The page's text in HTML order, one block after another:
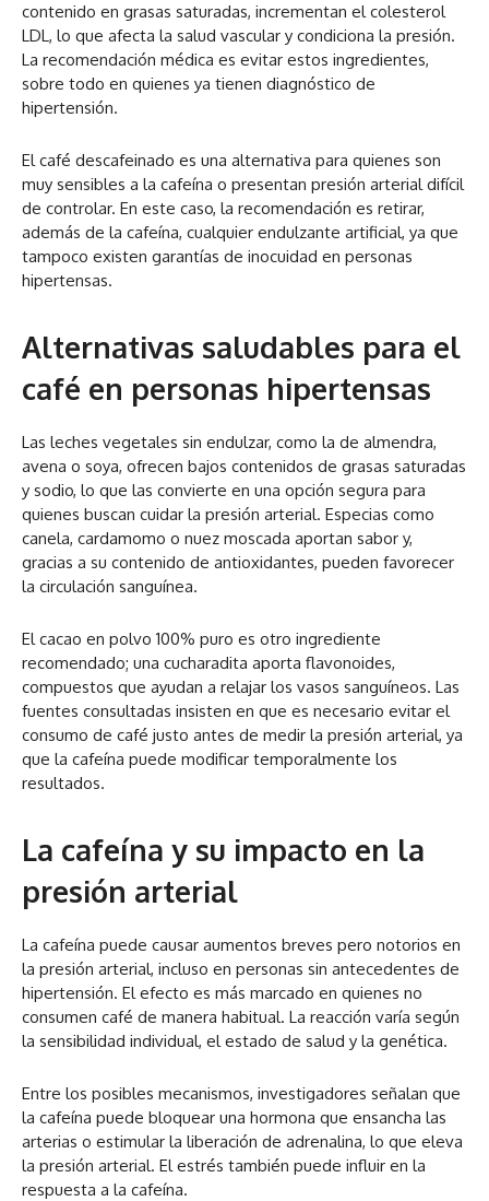
contenido en grasas saturadas, incrementan el colesterol
LDL, lo que afecta la salud vascular y condiciona la presión.
La recomendación médica es evitar estos ingredientes,
sobre todo en quienes ya tienen diagnóstico de
hipertensión.
El café descafeinado es una alternativa para quienes son
muy sensibles a la cafeína o presentan presión arterial difícil
de controlar. En este caso, la recomendación es retirar,
además de la cafeína, cualquier endulzante artificial, ya que
tampoco existen garantías de inocuidad en personas
hipertensas.
Alternativas saludables para el
café en personas hipertensas
Las leches vegetales sin endulzar, como la de almendra,
avena o soya, ofrecen bajos contenidos de grasas saturadas
y sodio, lo que las convierte en una opción segura para
quienes buscan cuidar la presión arterial. Especias como
canela, cardamomo o nuez moscada aportan sabor y,
gracias a su contenido de antioxidantes, pueden favorecer
la circulación sanguínea.
El cacao en polvo 100% puro es otro ingrediente
recomendado; una cucharadita aporta flavonoides,
compuestos que ayudan a relajar los vasos sanguíneos. Las
fuentes consultadas insisten en que es necesario evitar el
consumo de café justo antes de medir la presión arterial, ya
que la cafeína puede modificar temporalmente los
resultados.
La cafeína y su impacto en la
presión arterial
La cafeína puede causar aumentos breves pero notorios en
la presión arterial, incluso en personas sin antecedentes de
hipertensión. El efecto es más marcado en quienes no
consumen café de manera habitual. La reacción varía según
la sensibilidad individual, el estado de salud y la genética.
Entre los posibles mecanismos, investigadores señalan que
la cafeína puede bloquear una hormona que ensancha las
arterias o estimular la liberación de adrenalina, lo que eleva
la presión arterial. El estrés también puede influir en la
respuesta a la cafeína.